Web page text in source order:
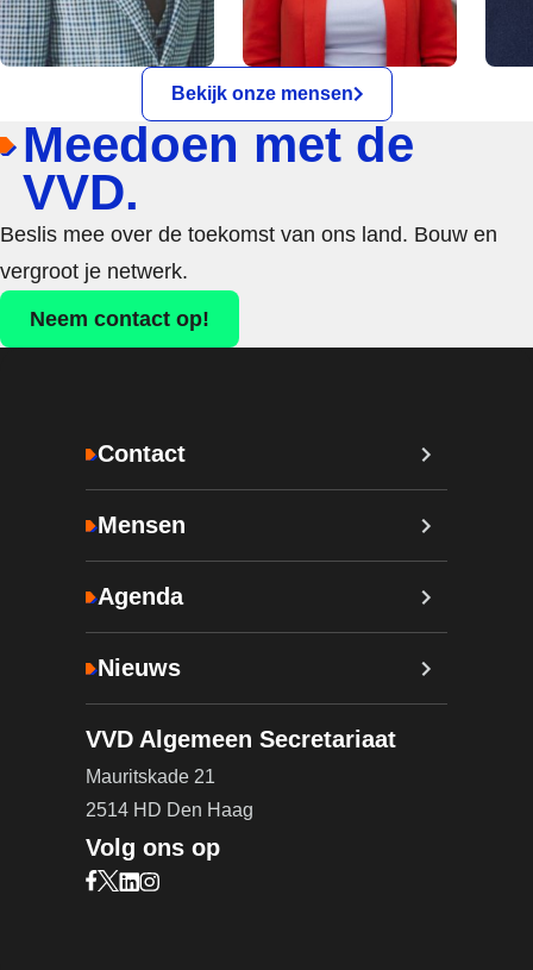
Bekijk onze mensen
Meedoen met de
VVD.
Beslis mee over de toekomst van ons land. Bouw en
vergroot je netwerk.
Neem contact op!
Contact
Mensen
Agenda
Nieuws
VVD Algemeen Secretariaat
Mauritskade 21
2514 HD Den Haag
Volg ons op
Bezoek onze Facebook pagina (opent in nieuw
Bezoek onze X pagina (opent in nieuw tabblad)
Bezoek onze LinkedIn pagina (opent in nieuw
Bezoek onze Instagram pagina (opent in